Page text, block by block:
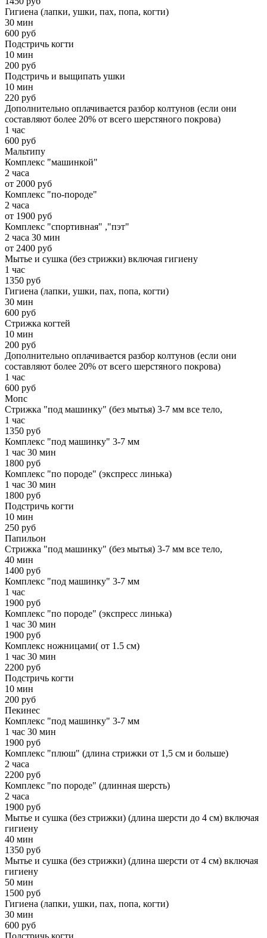
Гигиена (лапки, ушки, пах, попа, когти)
30 мин
600 руб
Подстричь когти
10 мин
200 руб
Подстричь и выщипать ушки
10 мин
220 руб
Дополнительно оплачивается разбор колтунов (если они
составляют более 20% от всего шерстяного покрова)
1 час
600 руб
Мальтипу
Комплекс "машинкой"
2 часа
от 2000 руб
Комплекс "по-породе"
2 часа
от 1900 руб
Комплекс "спортивная" ,"пэт"
2 часа 30 мин
от 2400 руб
Мытье и сушка (без стрижки) включая гигиену
1 час
1350 руб
Гигиена (лапки, ушки, пах, попа, когти)
30 мин
600 руб
Стрижка когтей
10 мин
200 руб
Дополнительно оплачивается разбор колтунов (если они
составляют более 20% от всего шерстяного покрова)
1 час
600 руб
Мопс
Стрижка "под машинку" (без мытья) 3-7 мм все тело,
1 час
1350 руб
Комплекс "под машинку" 3-7 мм
1 час 30 мин
1800 руб
Комплекс "по породе" (экспресс линька)
1 час 30 мин
1800 руб
Подстричь когти
10 мин
250 руб
Папильон
Стрижка "под машинку" (без мытья) 3-7 мм все тело,
40 мин
1400 руб
Комплекс "под машинку" 3-7 мм
1 час
1900 руб
Комплекс "по породе" (экспресс линька)
1 час 30 мин
1900 руб
Комплекс ножницами( от 1.5 см)
1 час 30 мин
2200 руб
Подстричь когти
10 мин
200 руб
Пекинес
Комплекс "под машинку" 3-7 мм
1 час 30 мин
1900 руб
Комплекс "плюш" (длина стрижки от 1,5 см и больше)
2 часа
2200 руб
Комплекс "по породе" (длинная шерсть)
2 часа
1900 руб
Мытье и сушка (без стрижки) (длина шерсти до 4 см) включая
гигиену
40 мин
1350 руб
Мытье и сушка (без стрижки) (длина шерсти от 4 см) включая
гигиену
50 мин
1500 руб
Гигиена (лапки, ушки, пах, попа, когти)
30 мин
600 руб